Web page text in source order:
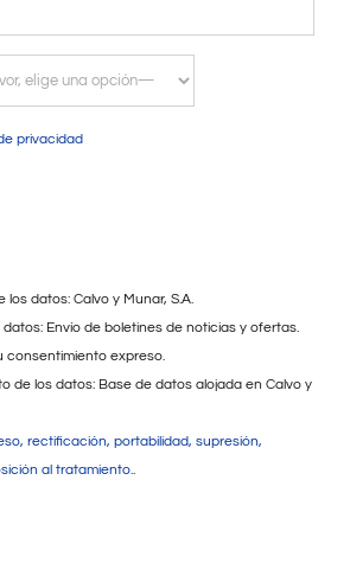
privacidad
los datos: Calvo y Munar, S.A.
datos: Envío de boletines de noticias y ofertas.
consentimiento expreso.
de los datos: Base de datos alojada en Calvo y
rectificación, portabilidad, supresión,
al tratamiento..